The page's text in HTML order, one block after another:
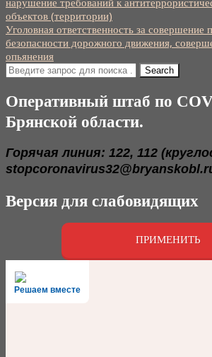
по
записям
объектов (территории)
Уголовная ответственность за совершение
безопасности дорожного движения,
опьянения
Оперативный штаб по
Брянской области.
Горячая линия: 122, 112
Версия для слабовидящих
ПРИМЕНИТЬ
Решаем вместе